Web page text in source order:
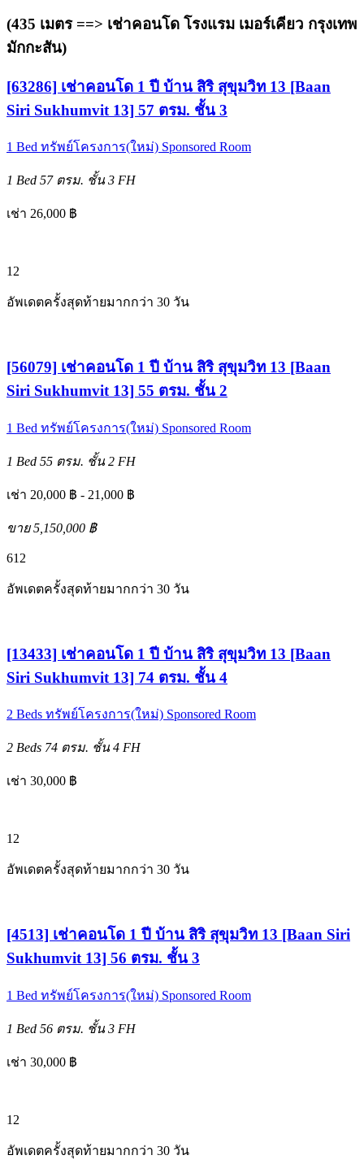
(435 เมตร ==> เช่าคอนโด โรงแรม เมอร์เคียว กรุงเทพ
มักกะสัน)
[63286] เช่าคอนโด 1 ปี บ้าน สิริ สุขุมวิท 13 [Baan
Siri Sukhumvit 13] 57 ตรม. ชั้น 3
1 Bed ทรัพย์โครงการ(ใหม่) Sponsored Room
1 Bed 57 ตรม. ชั้น 3 FH
เช่า 26,000 ฿
12
อัพเดตครั้งสุดท้ายมากกว่า 30 วัน
[56079] เช่าคอนโด 1 ปี บ้าน สิริ สุขุมวิท 13 [Baan
Siri Sukhumvit 13] 55 ตรม. ชั้น 2
1 Bed ทรัพย์โครงการ(ใหม่) Sponsored Room
1 Bed 55 ตรม. ชั้น 2 FH
เช่า 20,000 ฿ - 21,000 ฿
ขาย 5,150,000 ฿
612
อัพเดตครั้งสุดท้ายมากกว่า 30 วัน
[13433] เช่าคอนโด 1 ปี บ้าน สิริ สุขุมวิท 13 [Baan
Siri Sukhumvit 13] 74 ตรม. ชั้น 4
2 Beds ทรัพย์โครงการ(ใหม่) Sponsored Room
2 Beds 74 ตรม. ชั้น 4 FH
เช่า 30,000 ฿
12
อัพเดตครั้งสุดท้ายมากกว่า 30 วัน
[4513] เช่าคอนโด 1 ปี บ้าน สิริ สุขุมวิท 13 [Baan Siri
Sukhumvit 13] 56 ตรม. ชั้น 3
1 Bed ทรัพย์โครงการ(ใหม่) Sponsored Room
1 Bed 56 ตรม. ชั้น 3 FH
เช่า 30,000 ฿
12
อัพเดตครั้งสุดท้ายมากกว่า 30 วัน